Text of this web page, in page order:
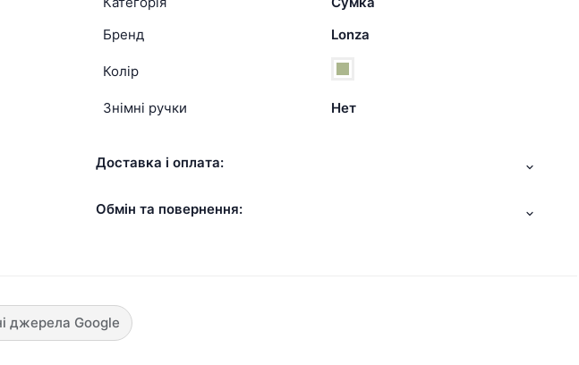
Бренд
Lonza
Колір
Знімні ручки Нет
Доставка і оплата:
Обмін та повернення:
джерела Google